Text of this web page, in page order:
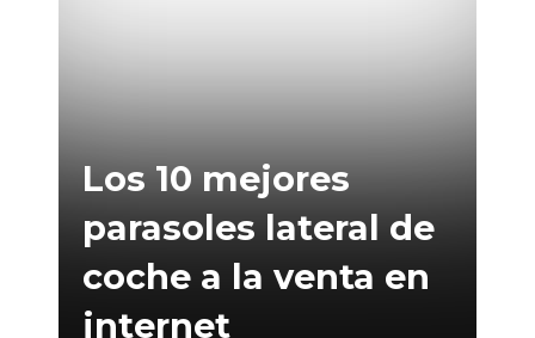
Los 10 mejores
parasoles lateral de
coche a la venta en
internet